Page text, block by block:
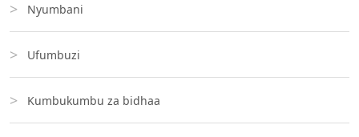
Nyumbani
Ufumbuzi
Kumbukumbu za bidhaa